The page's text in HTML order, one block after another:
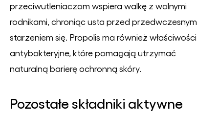
przeciwutleniaczom wspiera walkę z wolnymi
rodnikami, chroniąc usta przed przedwczesnym
starzeniem się. Propolis ma również właściwości
antybakteryjne, które pomagają utrzymać
naturalną barierę ochronną skóry.
Pozostałe składniki aktywne